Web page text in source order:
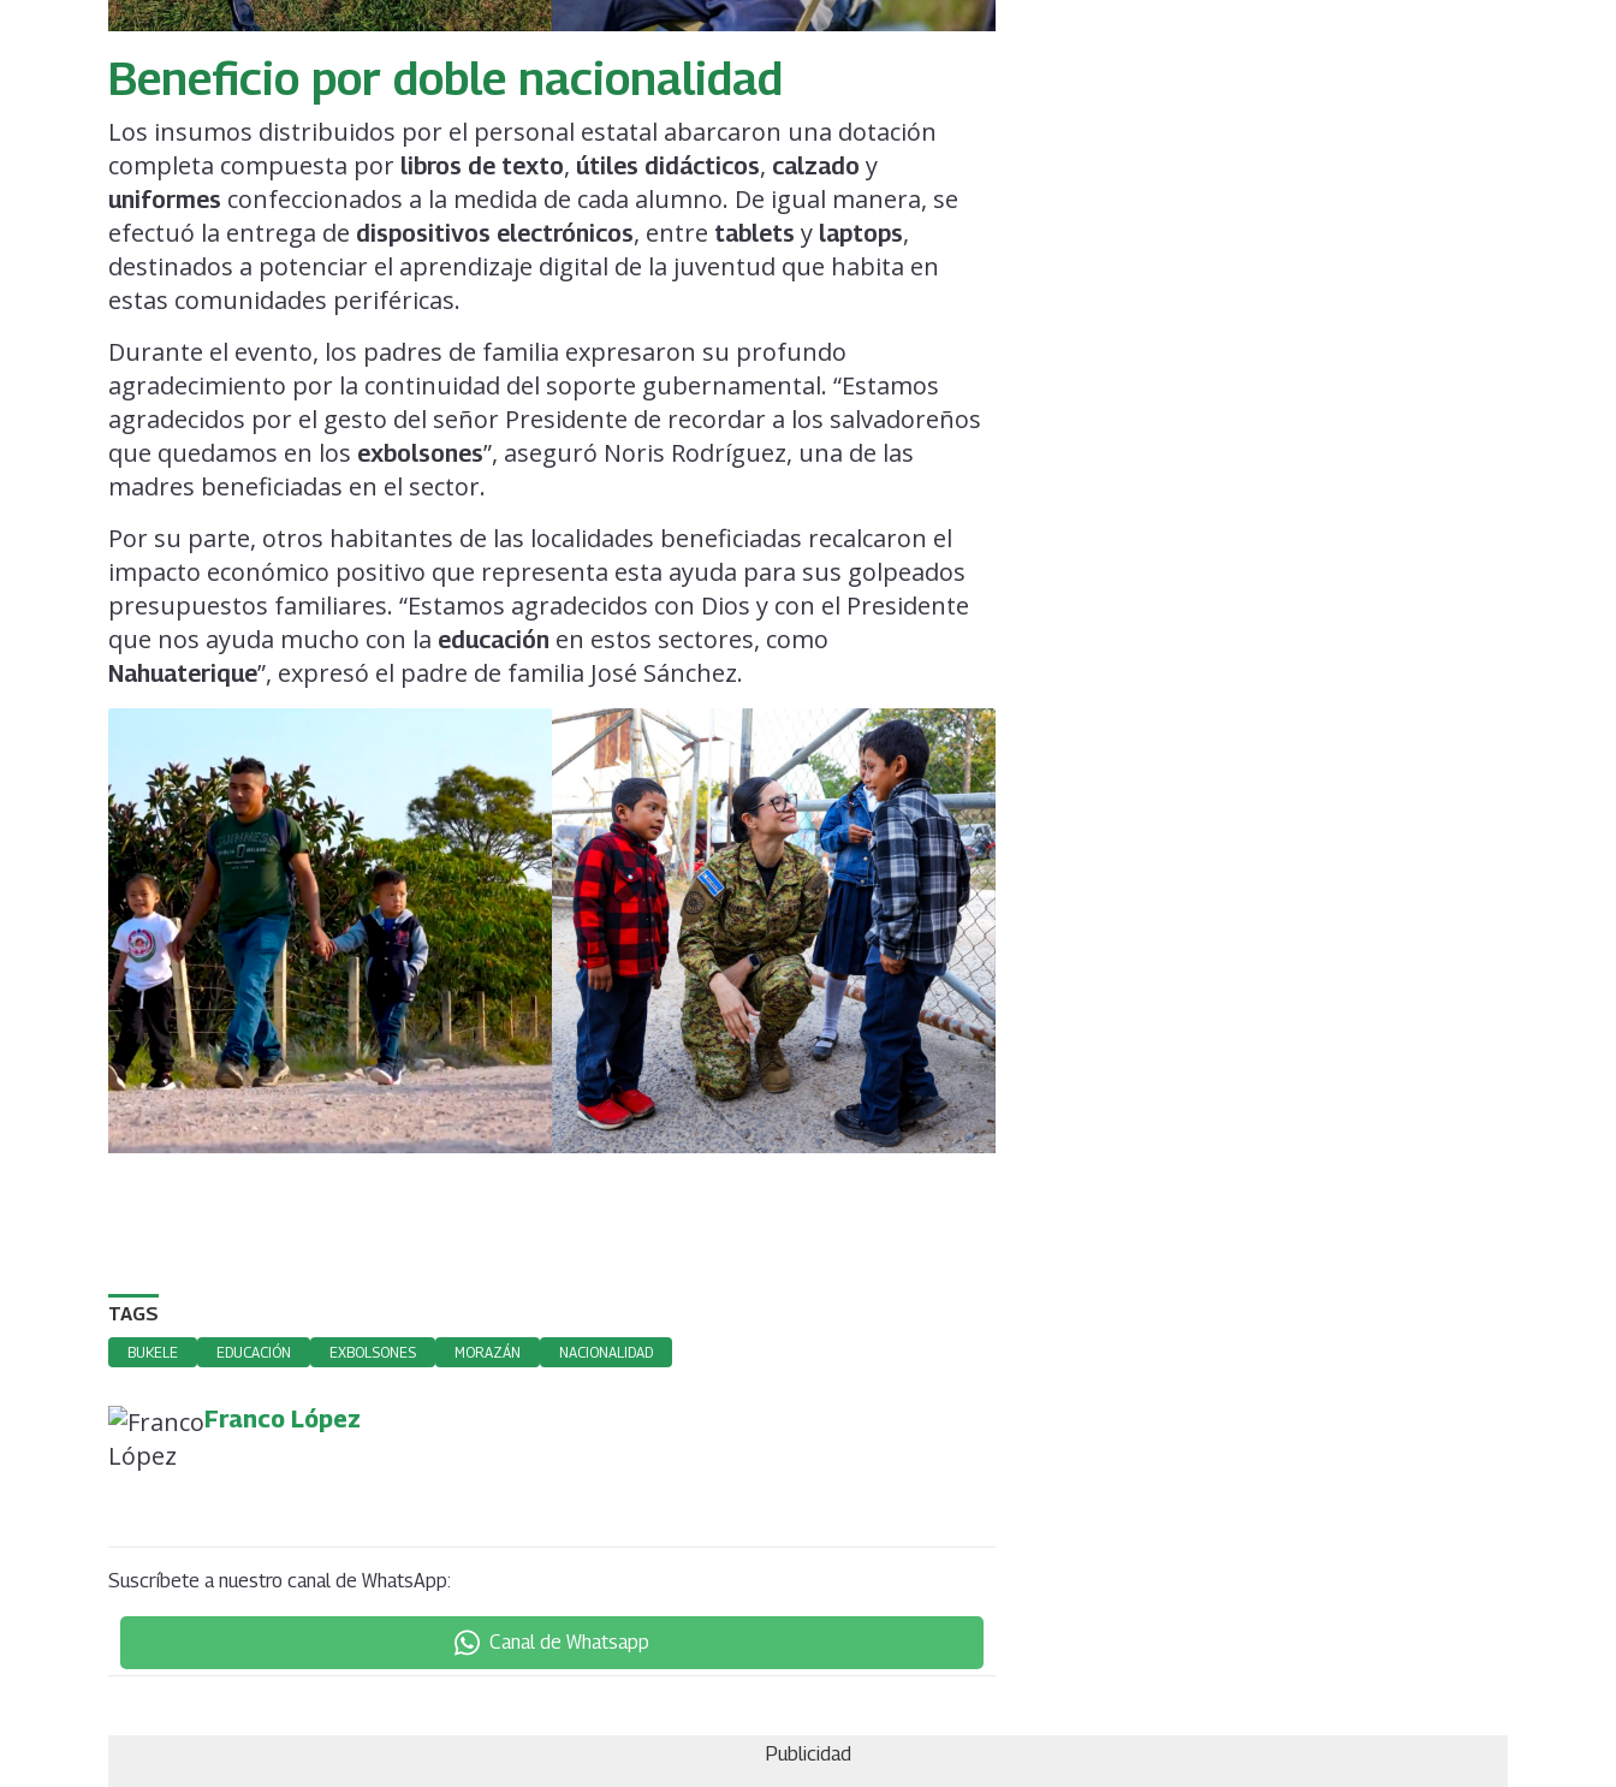
Beneficio por doble nacionalidad
Los insumos distribuidos por el personal estatal abarcaron una dotación
completa compuesta por libros de texto, útiles didácticos, calzado y
uniformes confeccionados a la medida de cada alumno. De igual manera, se
efectuó la entrega de dispositivos electrónicos, entre tablets y laptops,
destinados a potenciar el aprendizaje digital de la juventud que habita en
estas comunidades periféricas.
Durante el evento, los padres de familia expresaron su profundo
agradecimiento por la continuidad del soporte gubernamental. “Estamos
agradecidos por el gesto del señor Presidente de recordar a los salvadoreños
que quedamos en los exbolsones”, aseguró Noris Rodríguez, una de las
madres beneficiadas en el sector.
Por su parte, otros habitantes de las localidades beneficiadas recalcaron el
impacto económico positivo que representa esta ayuda para sus golpeados
presupuestos familiares. “Estamos agradecidos con Dios y con el Presidente
que nos ayuda mucho con la educación en estos sectores, como
Nahuaterique”, expresó el padre de familia José Sánchez.
TAGS
BUKELE EDUCACIÓN EXBOLSONES MORAZÁN NACIONALIDAD
Franco López
Suscríbete a nuestro canal de WhatsApp:
Canal de Whatsapp
Publicidad